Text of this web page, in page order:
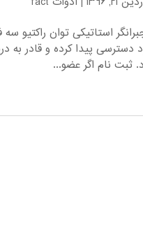
دسترسی پیدا کرده و قادر به
ثبت نام اگر عضو...